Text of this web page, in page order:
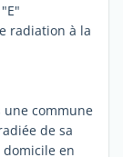
radiation à la
une commune
de sa
en